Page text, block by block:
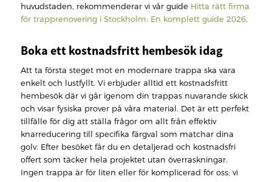
huvudstaden, rekommenderar vi vår guide Hitta rätt firma
för trapprenovering i Stockholm: En komplett guide 2026.
Boka ett kostnadsfritt hembesök idag
Att ta första steget mot en modernare trappa ska vara
enkelt och lustfyllt. Vi erbjuder alltid ett kostnadsfritt
hembesök där vi går igenom din trappas nuvarande skick
och visar fysiska prover på våra material. Det är ett perfekt
tillfälle för dig att ställa frågor om allt från effektiv
knarreducering till specifika färgval som matchar dina
golv. Efter besöket får du en detaljerad och kostnadsfri
offert som täcker hela projektet utan överraskningar.
Ingen trappa är för liten eller för komplicerad för oss; vi